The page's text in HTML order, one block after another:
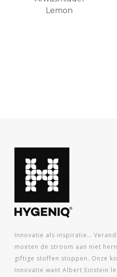
Lemon
Innovatie als inspiratie…
moeten de stroom aan niet
giftige stoffen stoppen. Onze
Innovatie want Albert Einstein